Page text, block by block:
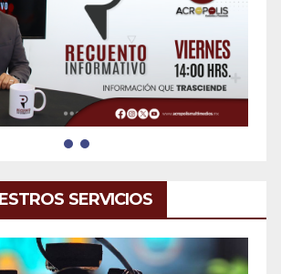
SERVICIOS